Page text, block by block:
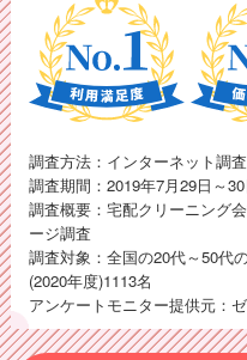
調査方法：インターネット調査
調査期間：2019年7月29日～
調査概要：宅配クリーニング
ージ調査
調査対象：全国の20代～50代
(2020年度)1113名
アンケートモニター提供元：